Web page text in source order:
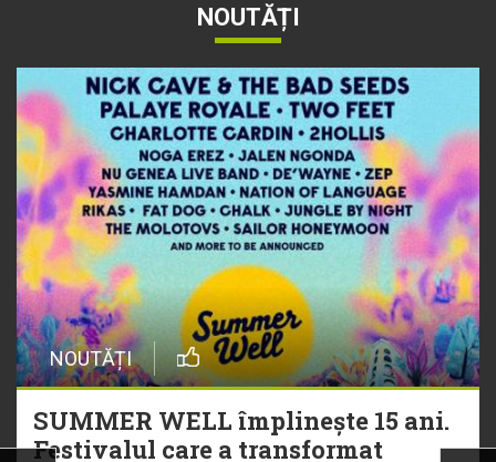
NOUTĂȚI
NOUTĂȚI
SUMMER WELL împlinește 15 ani.
Festivalul care a transformat